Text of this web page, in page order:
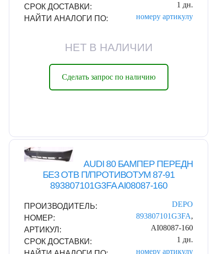
СРОК ДОСТАВКИ:
1 дн.
НАЙТИ АНАЛОГИ ПО:
номеру артикулу
НЕТ В НАЛИЧИИ
Сделать запрос по наличию
AUDI 80 БАМПЕР ПЕРЕДН
БЕЗ ОТВ П/ПРОТИВОТУМ 87-91
893807101G3FA AI08087-160
ПРОИЗВОДИТЕЛЬ:
DEPO
НОМЕР:
893807101G3FA,
АРТИКУЛ:
AI08087-160
СРОК ДОСТАВКИ:
1 дн.
номеру артикулу